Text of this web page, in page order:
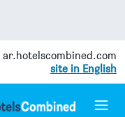
ar.hotelscombined.com
site in English